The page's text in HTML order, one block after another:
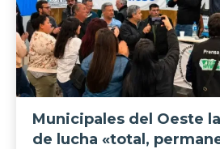
Municipales del Oeste
de lucha «total,